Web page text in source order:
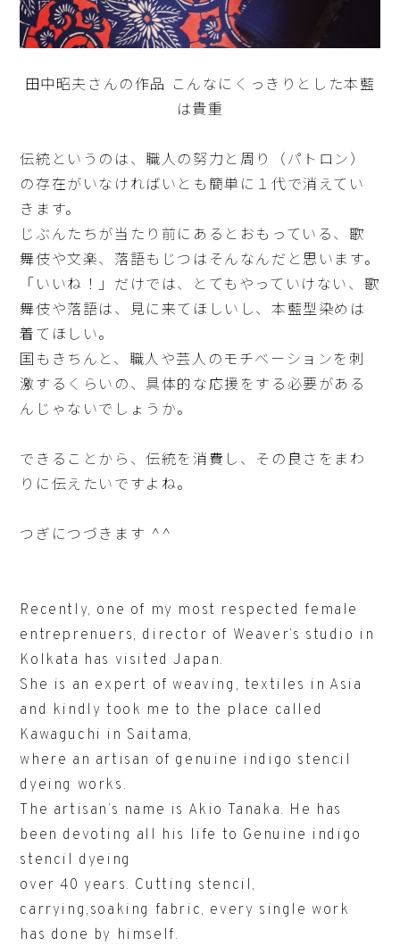
田中昭夫さんの作品 こんなにくっきりとした本藍
は貴重
伝統というのは、職人の努力と周り（パトロン）
の存在がいなければいとも簡単に１代で消えてい
きます。
じぶんたちが当たり前にあるとおもっている、歌
舞伎や文楽、落語もじつはそんなんだと思います。
「いいね！」だけでは、とてもやっていけない、歌
舞伎や落語は、見に来てほしいし、本藍型染めは
着てほしい。
国もきちんと、職人や芸人のモチベーションを刺
激するくらいの、具体的な応援をする必要がある
んじゃないでしょうか。
できることから、伝統を消費し、その良さをまわ
りに伝えたいですよね。
つぎにつづきます ^^
Recently, one of my most respected female
entreprenuers, director of Weaver’s studio in
Kolkata has visited Japan.
She is an expert of weaving, textiles in Asia
and kindly took me to the place called
Kawaguchi in Saitama,
where an artisan of genuine indigo stencil
dyeing works.
The artisan’s name is Akio Tanaka. He has
been devoting all his life to Genuine indigo
stencil dyeing
over 40 years. Cutting stencil,
carrying,soaking fabric, every single work
has done by himself.